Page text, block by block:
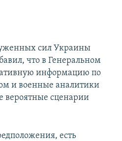
сил Украины
что в Генеральном
информацию по
и военные аналитики
вероятные сценарии
есть